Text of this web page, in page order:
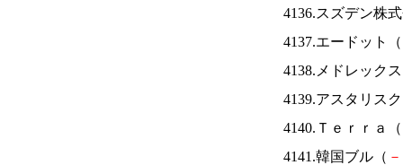
4136.スズデン株
4137.エードット（
4138.メドレック
4139.アスタリス
4140.Ｔｅｒｒａ（
4141.韓国ブル（ －